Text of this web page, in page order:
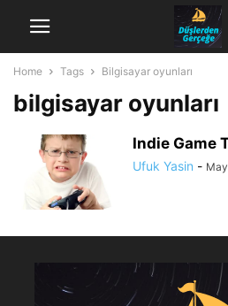
Home Tags Bilgisayar oyunları
bilgisayar oyunları
Indie Game
Ufuk Yasin -